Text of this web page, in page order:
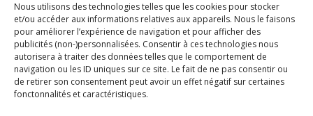
Nous utilisons des technologies telles que les cookies pour stocker
et/ou accéder aux informations relatives aux appareils. Nous le faisons
pour améliorer l’expérience de navigation et pour afficher des
publicités (non-)personnalisées. Consentir à ces technologies nous
autorisera à traiter des données telles que le comportement de
navigation ou les ID uniques sur ce site. Le fait de ne pas consentir ou
de retirer son consentement peut avoir un effet négatif sur certaines
fonctonnalités et caractéristiques.
mai 2023
avril 2023
mars 2023
février 2023